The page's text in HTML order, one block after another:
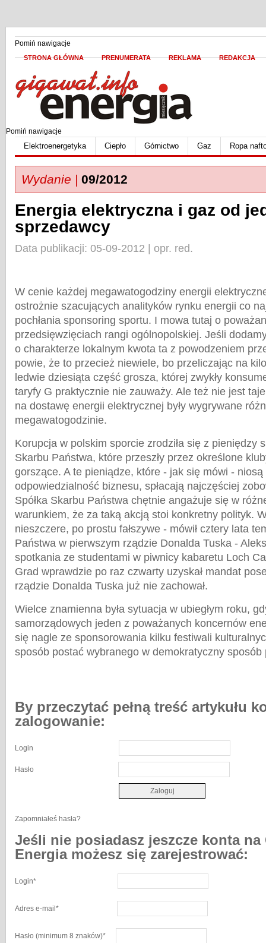
Pomiń nawigacje
STRONA GŁÓWNA PRENUMERATA REKLAMA REDAKCJA
Pomiń nawigacje
Elektroenergetyka Ciepło Górnictwo Gaz Ropa
Wydanie | 09/2012
Energia elektryczna i gaz od
sprzedawcy
Data publikacji: 05-09-2012 | opr. red.
W cenie każdej megawatogodziny energii
ostrożnie szacujących analityków rynku energii co
pochłania sponsoring sportu. I mowa tutaj o
przedsięwzięciach rangi ogólnopolskiej. Jeśli
o charakterze lokalnym kwota ta z powodzeniem
powie, że to przecież niewiele, bo przeliczając na
ledwie dziesiąta część grosza, której zwykły
taryfy G praktycznie nie zauważy. Ale też nie jest
na dostawę energii elektrycznej były wygrywane
megawatogodzinie.
Korupcja w polskim sporcie zrodziła się z pieniędzy
Skarbu Państwa, które przeszły przez określone
gorszące. A te pieniądze, które - jak się mówi - niosą
odpowiedzialność biznesu, spłacają najczęściej
Spółka Skarbu Państwa chętnie angażuje się w
warunkiem, że za taką akcją stoi konkretny polityk.
nieszczere, po prostu fałszywe - mówił cztery lata
Państwa w pierwszym rządzie Donalda Tuska -
spotkania ze studentami w piwnicy kabaretu Loch
Grad wprawdzie po raz czwarty uzyskał mandat
rządzie Donalda Tuska już nie zachował.
Wielce znamienna była sytuacja w ubiegłym roku,
samorządowych jeden z poważanych koncernów
się nagle ze sponsorowania kilku festiwali
sposób postać wybranego w demokratyczny sposób
By przeczytać pełną treść artykułu
zalogowanie:
Login
Hasło
Zapomniałeś hasła?
Jeśli nie posiadasz jeszcze konta na
Energia możesz się zarejestrować:
Login*
Adres e-mail *
Hasło (minimum 8 znaków)*